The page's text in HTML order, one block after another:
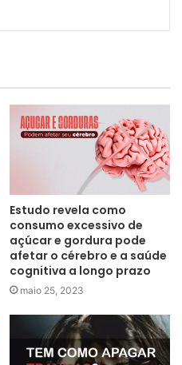
Estudo revela como
consumo excessivo de
açúcar e gordura pode
afetar o cérebro e a saúde
cognitiva a longo prazo
maio 25, 2023